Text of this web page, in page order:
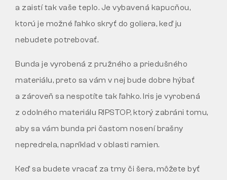
a zaistí tak vaše teplo. Je vybavená kapucňou,
ktorú je možné ľahko skryť do goliera, keď ju
nebudete potrebovať.
Bunda je vyrobená z pružného a priedušného
materiálu, preto sa vám v nej bude dobre hýbať
a zároveň sa nespotíte tak ľahko. Iris je vyrobená
z odolného materiálu RIPSTOP, ktorý zabráni tomu,
aby sa vám bunda pri častom nosení brašny
nepredrela, napríklad v oblasti ramien.
Keď sa budete vracať za tmy či šera, môžete byť